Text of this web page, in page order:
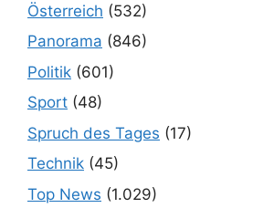
Österreich (532)
Panorama (846)
Politik (601)
Sport (48)
Spruch des Tages (17)
Technik (45)
Top News (1.029)